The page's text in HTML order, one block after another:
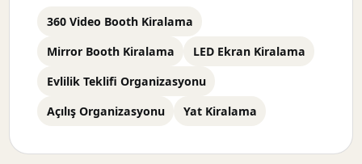
360 Video Booth Kiralama
Mirror Booth Kiralama
LED Ekran Kiralama
Evlilik Teklifi Organizasyonu
Açılış Organizasyonu
Yat Kiralama